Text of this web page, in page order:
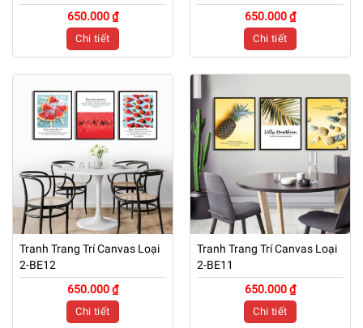
650.000 ₫
Chi tiết
650.000 ₫
Chi tiết
Tranh Trang Trí Canvas Loại
2-BE12
650.000 ₫
Chi tiết
Tranh Trang Trí Canvas Loại
2-BE11
650.000 ₫
Chi tiết